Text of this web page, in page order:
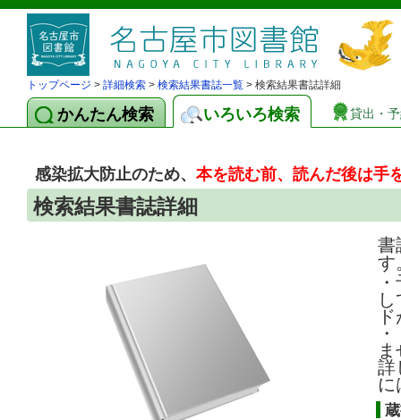
トップページ > 詳細検索 > 検索結果書誌一覧 > 検索結果書誌詳細
かんたん検索 いろいろ検索 貸出・
感染拡大防止のため、本を読む前、読んだ後は手
検索結果書誌詳細
書
す
詳
に